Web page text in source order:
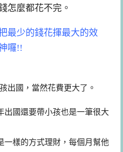
怎麼都花不完。
最少的錢花揮最大的效
囉!!
出國，當然花費更大了。
出國還要帶小孩也是一筆很大
一樣的方式理財，每個月幫他